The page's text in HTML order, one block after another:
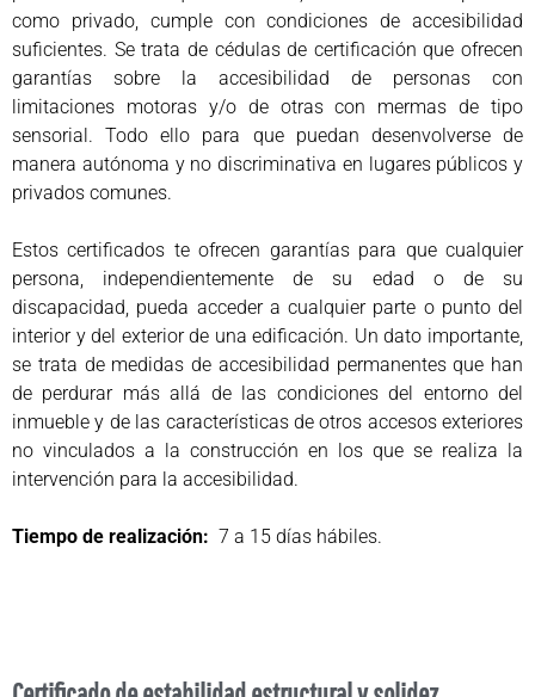
como privado, cumple con condiciones de accesibilidad
suficientes. Se trata de cédulas de certificación que ofrecen
garantías sobre la accesibilidad de personas con
limitaciones motoras y/o de otras con mermas de tipo
sensorial. Todo ello para que puedan desenvolverse de
manera autónoma y no discriminativa en lugares públicos y
privados comunes.
Estos certificados te ofrecen garantías para que cualquier
persona, independientemente de su edad o de su
discapacidad, pueda acceder a cualquier parte o punto del
interior y del exterior de una edificación. Un dato importante,
se trata de medidas de accesibilidad permanentes que han
de perdurar más allá de las condiciones del entorno del
inmueble y de las características de otros accesos exteriores
no vinculados a la construcción en los que se realiza la
intervención para la accesibilidad.
Tiempo de realización: 7 a 15 días hábiles.